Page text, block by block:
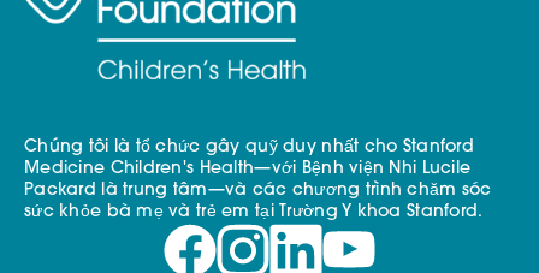
Chúng tôi là tổ chức gây quỹ duy nhất cho Stanford
Medicine Children's Health—với Bệnh viện Nhi Lucile
Packard là trung tâm—và các chương trình chăm sóc
sức khỏe bà mẹ và trẻ em tại Trường Y khoa Stanford.